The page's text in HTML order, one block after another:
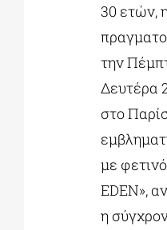
30 ετών,
την
Δευτέρα
στο
με
EDEN»,
η